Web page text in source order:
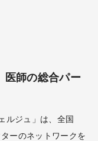
医師の総合パー
ルジュ」は、全国
ーのネットワークを